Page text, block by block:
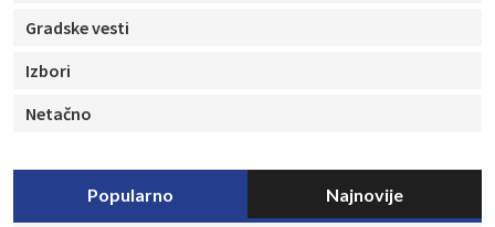
Gradske vesti
Izbori
Netačno
Popularno Najnovije